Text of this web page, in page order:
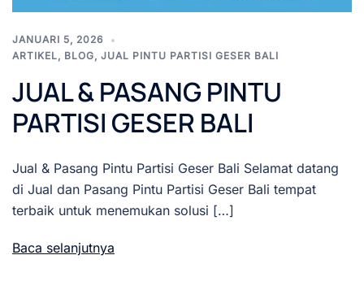
JANUARI 5, 2026
ARTIKEL, BLOG, JUAL PINTU PARTISI GESER BALI
JUAL & PASANG PINTU
PARTISI GESER BALI
Jual & Pasang Pintu Partisi Geser Bali Selamat datang
di Jual dan Pasang Pintu Partisi Geser Bali tempat
terbaik untuk menemukan solusi […]
Baca selanjutnya